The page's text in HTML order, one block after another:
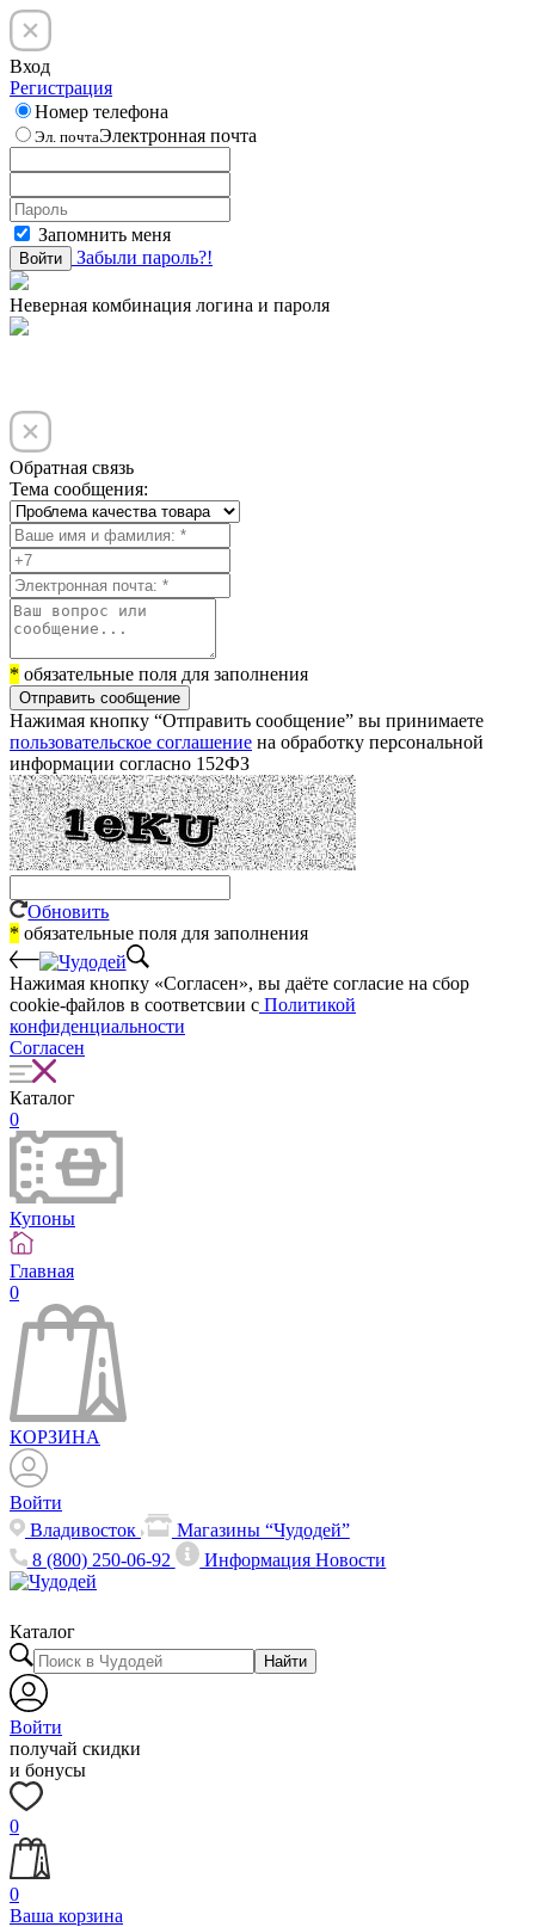
Вход
Регистрация
Номер телефона
Эл. почтаЭлектронная почта
Запомнить меня
Войти Забыли пароль?!
Неверная комбинация логина и пароля
Обратная связь
Тема сообщения:
* обязательные поля для заполнения
Отправить сообщение
Нажимая кнопку “Отправить сообщение” вы принимаете
пользовательское соглашение на обработку персональной
информации согласно 152ФЗ
Обновить
* обязательные поля для заполнения
Нажимая кнопку «Согласен», вы даёте cогласие на сбор
cookie-файлов в соответсвии с Политикой
конфиденциальности
Согласен
Каталог
0
Купоны
Главная
0
КОРЗИНА
Войти
Владивосток
Магазины “Чудодей”
8 (800) 250-06-92
ИнформацияНовости
Каталог
Найти
Войти
получай скидки
и бонусы
0
0
Ваша корзина